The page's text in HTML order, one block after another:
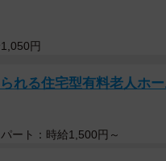
現象
んが一緒に暮らしていま
ぽり収まり、まるで“猫
きくん（4歳）、中段にち
円
れる住宅型有料老人ホ
ート：時給1,500円～